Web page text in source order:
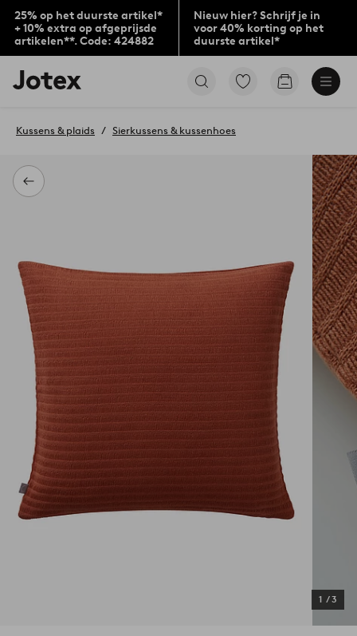
25% op het duurste artikel*
+ 10% extra op afgeprijsde
artikelen**. Code: 424882
Nieuw hier? Schrijf je in
voor 40% korting op het
duurste artikel*
Jotex
logo
to
home
page
Ga
Go
Terug
Kussens & plaids Sierkussens & kussenhoes
1 /3